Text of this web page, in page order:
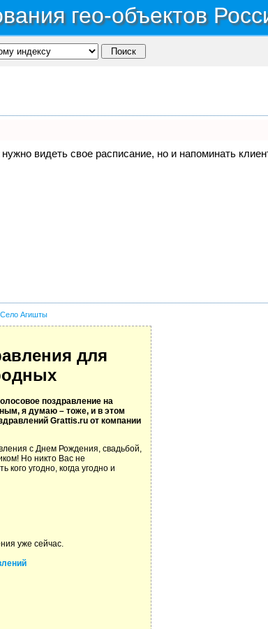
гео-объектов
видеть свое расписание, но и напоминать
Село Агишты
для
поздравление на
я думаю – тоже, и в этом
Grattis.ru от компании
с Днем Рождения, свадьбой,
Но никто Вас не
кого угодно, когда угодно и
уже сейчас.